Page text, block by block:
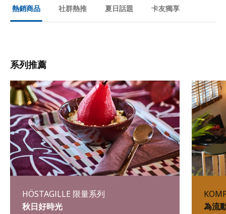
熱銷商品 社群熱推 夏日話題 卡友獨享
系列推薦
HÖSTAGILLE 限量系列
秋日好時光
為流